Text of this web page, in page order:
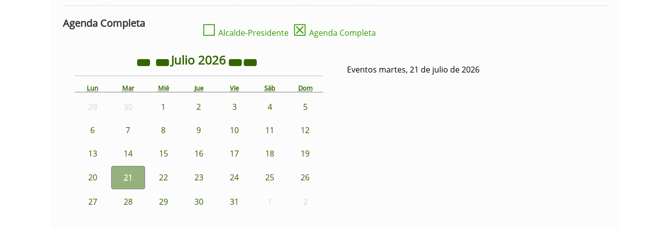
Agenda Completa ☐ Alcalde-Presidente ☒ Agenda Completa
Julio 2026
Lun Mar Mié Jue Vie Sáb Dom
29 30 1 2 3 4 5
6 7 8 9 10 11 12
13 14 15 16 17 18 19
20 21 22 23 24 25 26
27 28 29 30 31 1 2
Eventos martes, 21 de julio de 2026